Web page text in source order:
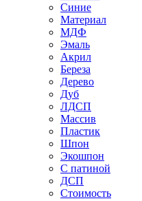
Синие
Материал
МДФ
Эмаль
Акрил
Береза
Дерево
Дуб
ЛДСП
Массив
Пластик
Шпон
Экошпон
С патиной
ДСП
Стоимость